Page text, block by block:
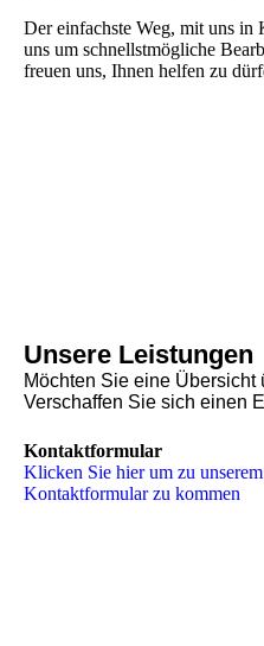
Der einfachste Weg, mit uns in
uns um schnellstmögliche
freuen uns, Ihnen helfen zu
Unsere Leistungen
Möchten Sie eine Übersicht
Verschaffen Sie sich einen
Kontaktformular
Klicken Sie hier um zu unserem
Kon­takt­for­mu­lar zu kommen